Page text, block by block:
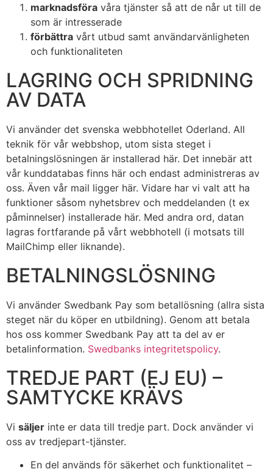
marknadsföra våra tjänster så att de når ut till de
som är intresserade
förbättra vårt utbud samt användarvänligheten
och funktionaliteten
LAGRING OCH SPRIDNING
AV DATA
Vi använder det svenska webbhotellet Oderland. All
teknik för vår webbshop, utom sista steget i
betalningslösningen är installerad här. Det innebär att
vår kunddatabas finns här och endast administreras av
oss. Även vår mail ligger här. Vidare har vi valt att ha
funktioner såsom nyhetsbrev och meddelanden (t ex
påminnelser) installerade här. Med andra ord, datan
lagras fortfarande på vårt webbhotell (i motsats till
MailChimp eller liknande).
BETALNINGSLÖSNING
Vi använder Swedbank Pay som betallösning (allra sista
steget när du köper en utbildning). Genom att betala
hos oss kommer Swedbank Pay att ta del av er
betalinformation. Swedbanks integritetspolicy.
TREDJE PART (EJ EU) –
SAMTYCKE KRÄVS
Vi säljer inte er data till tredje part. Dock använder vi
oss av tredjepart-tjänster.
En del används för säkerhet och funktionalitet –